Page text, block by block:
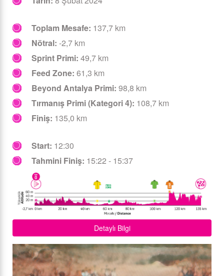
Toplam Mesafe: 137,7 km
Nötral: -2,7 km
Sprint Primi: 49,7 km
Feed Zone: 61,3 km
Beyond Antalya Primi: 98,8 km
Tırmanış Primi (Kategori 4): 108,7 km
Finiş: 135,0 km
Start: 12:30
Tahmini Finiş: 15:22 - 15:37
Detaylı Bilgi